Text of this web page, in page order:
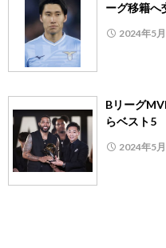
ーグ移籍へ
2024年5
Bリーグ
らベスト5
2024年5